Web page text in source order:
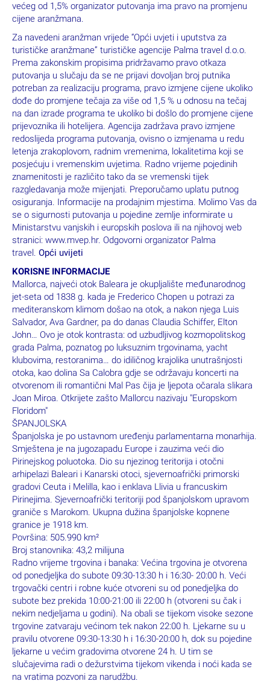
većeg od 1,5% organizator putovanja ima pravo na promjenu
cijene aranžmana.
Za navedeni aranžman vrijede “Opći uvjeti i uputstva za
turističke aranžmane” turističke agencije Palma travel d.o.o.
Prema zakonskim propisima pridržavamo pravo otkaza
putovanja u slučaju da se ne prijavi dovoljan broj putnika
potreban za realizaciju programa, pravo izmjene cijene ukoliko
dođe do promjene tečaja za više od 1,5 % u odnosu na tečaj
na dan izrade programa te ukoliko bi došlo do promjene cijene
prijevoznika ili hotelijera. Agencija zadržava pravo izmjene
redoslijeda programa putovanja, ovisno o izmjenama u redu
letenja zrakoplovom, radnim vremenima, lokalitetima koji se
posjećuju i vremenskim uvjetima. Radno vrijeme pojedinih
znamenitosti je različito tako da se vremenski tijek
razgledavanja može mijenjati. Preporučamo uplatu putnog
osiguranja. Informacije na prodajnim mjestima. Molimo Vas da
se o sigurnosti putovanja u pojedine zemlje informirate u
Ministarstvu vanjskih i europskih poslova ili na njihovoj web
stranici: www.mvep.hr. Odgovorni organizator Palma
travel. Opći uvijeti
KORISNE INFORMACIJE
Mallorca, najveći otok Baleara je okupljalište međunarodnog
jet-seta od 1838 g. kada je Frederico Chopen u potrazi za
mediteranskom klimom došao na otok, a nakon njega Luis
Salvador, Ava Gardner, pa do danas Claudia Schiffer, Elton
John… Ovo je otok kontrasta: od uzbudljivog kozmopolitskog
grada Palma, poznatog po luksuznim trgovinama, yacht
klubovima, restoranima… do idiličnog krajolika unutrašnjosti
otoka, kao dolina Sa Calobra gdje se održavaju koncerti na
otvorenom ili romantični Mal Pas čija je ljepota očarala slikara
Joan Miroa. Otkrijete zašto Mallorcu nazivaju "Europskom
Floridom"
ŠPANJOLSKA
Španjolska je po ustavnom uređenju parlamentarna monarhija.
Smještena je na jugozapadu Europe i zauzima veći dio
Pirinejskog poluotoka. Dio su njezinog teritorija i otočni
arhipelazi Baleari i Kanarski otoci, sjevernoafrički primorski
gradovi Ceuta i Melilla, kao i enklava Llivia u francuskim
Pirinejima. Sjevernoafrički teritoriji pod španjolskom upravom
graniče s Marokom. Ukupna dužina španjolske kopnene
granice je 1918 km.
Površina: 505.990 km²
Broj stanovnika: 43,2 milijuna
Radno vrijeme trgovina i banaka: Većina trgovina je otvorena
od ponedjeljka do subote 09:30-13:30 h i 16:30- 20:00 h. Veći
trgovački centri i robne kuće otvoreni su od ponedjeljka do
subote bez prekida 10:00-21:00 ili 22:00 h (otvoreni su čak i
nekim nedjeljama u godini). Na obali se tijekom visoke sezone
trgovine zatvaraju većinom tek nakon 22:00 h. Ljekarne su u
pravilu otvorene 09:30-13:30 h i 16:30-20:00 h, dok su pojedine
ljekarne u većim gradovima otvorene 24 h. U tim se
slučajevima radi o dežurstvima tijekom vikenda i noći kada se
na vratima pozvoni za narudžbu.